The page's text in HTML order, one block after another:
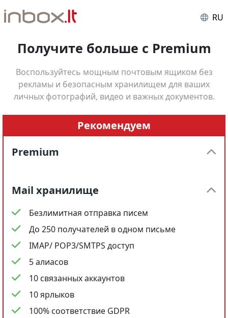
RU
Получите больше с Premium
Воспользуйтесь мощным почтовым ящиком без
рекламы и безопасным хранилищем для ваших
личных фотографий, видео и важных документов.
Рекомендуем
Premium
Mail хранилище
Безлимитная отправка писем
До 250 получателей в одном письме
IMAP/ POP3/SMTPS доступ
5 алиасов
10 связанных аккаунтов
10 ярлыков
100% соответствие GDPR